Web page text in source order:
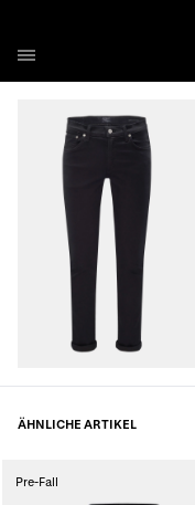
ÄHNLICHE ARTIKEL
Pre-Fall